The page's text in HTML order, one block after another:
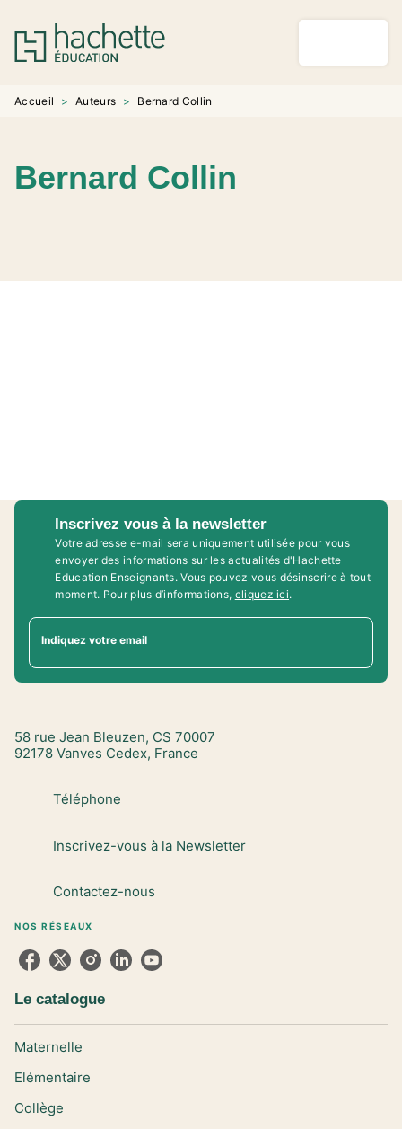
MENU RECHERCHE
PIED DE PAGE
Accueil > Auteurs > Bernard Collin
Bernard Collin
Inscrivez vous à la newsletter
Votre adresse e-mail sera uniquement utilisée pour vous
envoyer des informations sur les actualités d'Hachette
Education Enseignants. Vous pouvez vous désinscrire à tout
moment. Pour plus d’informations, cliquez ici.
Indiquez votre email
58 rue Jean Bleuzen, CS 70007
92178 Vanves Cedex, France
Téléphone
Inscrivez-vous à la Newsletter
Contactez-nous
NOS RÉSEAUX
Le catalogue
Maternelle
Elémentaire
Collège